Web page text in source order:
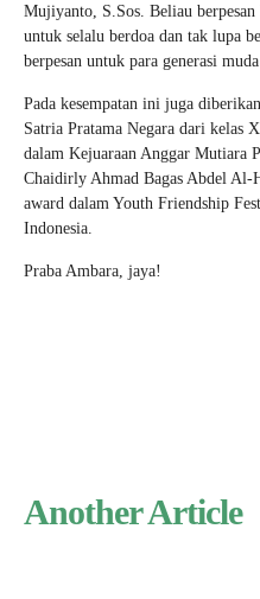
Mujiyanto, S.Sos. Beliau
untuk selalu berdoa dan tak lupa
berpesan untuk para generasi
Pada kesempatan ini juga
Satria Pratama Negara dari kelas
dalam Kejuaraan Anggar Mutiara
Chaidirly Ahmad Bagas Abdel
award dalam Youth Friendship
Indonesia.
Praba Ambara, jaya!
Another Article